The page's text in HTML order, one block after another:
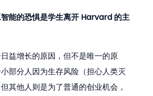
能的恐惧是学生离开 Harvard 的主
益增长的原因，但不是唯一的原
部分人因为生存风险（担心人类灭
其他人则是为了普通的创业机会，